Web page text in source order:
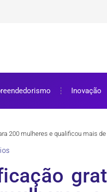
Inovação
200 mulheres e qualificou mais